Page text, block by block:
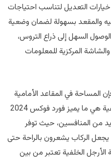
التعديل لتناسب احتياجات
والمقعد بسهولة لضمان وضعية
السهل إلى ذراع التروس،
المركزية للمعلومات
المساحة في المقاعد الأمامية
توفر راحة كبيرة، لكن المقاعد الخلفية هي ما يميز فورد فوكس 2024
من المنافسين، حيث توفر
الركاب يشعرون بالراحة حتى
الأرجل الخلفية تعتبر من بين